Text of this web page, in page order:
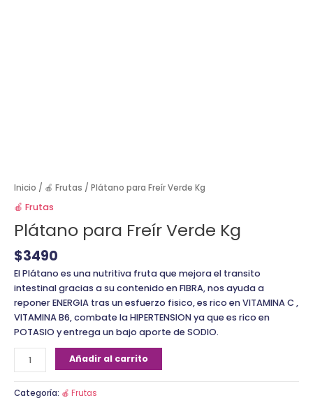
Inicio / 🍎 Frutas / Plátano para Freír Verde Kg
🍎 Frutas
Plátano para Freír Verde Kg
$3490
El Plátano es una nutritiva fruta que mejora el transito
intestinal gracias a su contenido en FIBRA, nos ayuda a
reponer ENERGIA tras un esfuerzo fisico, es rico en VITAMINA C ,
VITAMINA B6, combate la HIPERTENSION ya que es rico en
POTASIO y entrega un bajo aporte de SODIO.
Añadir al carrito
Categoría: 🍎 Frutas